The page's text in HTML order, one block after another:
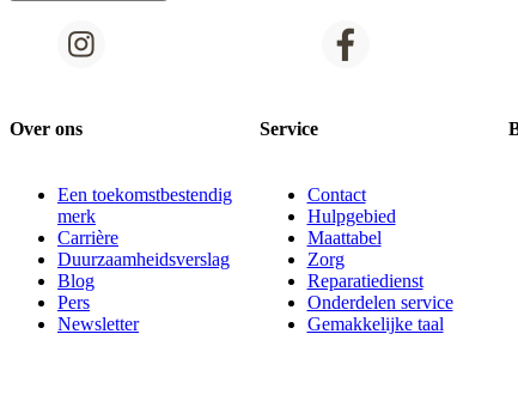
Over ons
Een toekomstbestendig
merk
Carrière
Duurzaamheidsverslag
Blog
Pers
Newsletter
Service
Contact
Hulpgebied
Maattabel
Zorg
Reparatiedienst
Onderdelen service
Gemakkelijke taal